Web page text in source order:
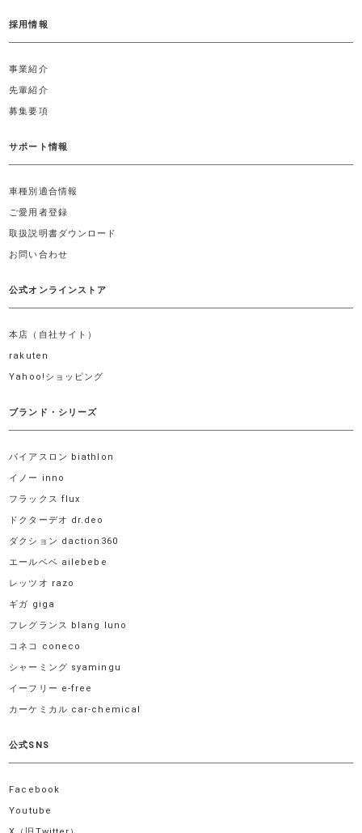
採用情報
事業紹介
先輩紹介
募集要項
サポート情報
車種別適合情報
ご愛用者登録
取扱説明書ダウンロード
お問い合わせ
公式オンラインストア
本店（自社サイト）
rakuten
Yahoo!ショッピング
ブランド・シリーズ
バイアスロン biathlon
イノー inno
フラックス flux
ドクターデオ dr.deo
ダクション daction360
エールベベ ailebebe
レッツオ razo
ギガ giga
フレグランス blang luno
コネコ coneco
シャーミング syamingu
イーフリー e-free
カーケミカル car-chemical
公式SNS
Facebook
Youtube